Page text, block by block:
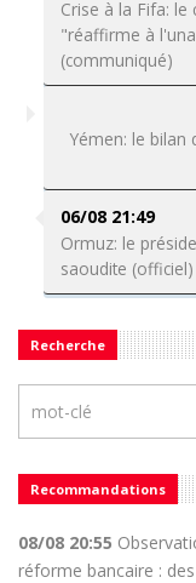
Crise à la Fifa: le
"réaffirme à
(communiqué)
Yémen: le bilan
06/08 21:49
Ormuz: le
saoudite (officiel)
Recherche
Recommandations
08/08 20:55
réforme bancaire : des